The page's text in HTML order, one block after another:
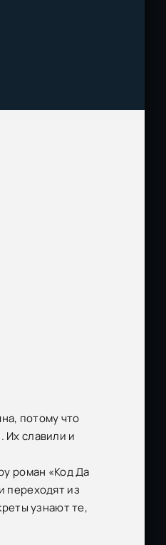
потому что
Их славили и
роман «Код Да
переходят из
узнают те,